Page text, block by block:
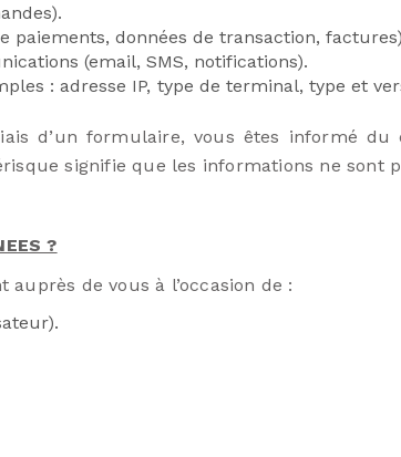
paiements, données de transaction,
(email, SMS, notifications).
: adresse IP, type de terminal, type et
d’un formulaire, vous êtes informé
signifie que les informations ne sont
?
de vous à l’occasion de :